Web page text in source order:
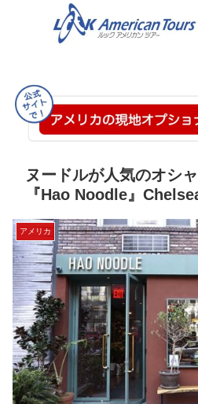
ヌードルが人気のオシ
『Hao Noodle』
アメリカ